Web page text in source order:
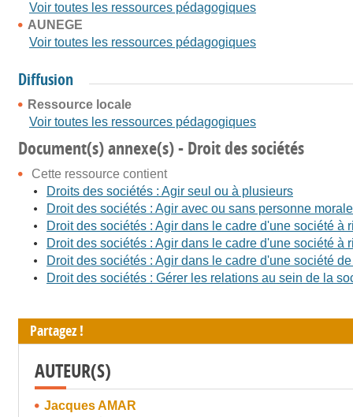
Voir toutes les ressources pédagogiques
AUNEGE
Voir toutes les ressources pédagogiques
Diffusion
Ressource locale
Voir toutes les ressources pédagogiques
Document(s) annexe(s) - Droit des sociétés
Cette ressource contient
Droits des sociétés : Agir seul ou à plusieurs
Droit des sociétés : Agir avec ou sans personne morale
Droit des sociétés : Agir dans le cadre d'une société à
Droit des sociétés : Agir dans le cadre d'une société
Droit des sociétés : Agir dans le cadre d'une société
Droit des sociétés : Gérer les relations au sein de la
Partagez !
AUTEUR(S)
Jacques AMAR